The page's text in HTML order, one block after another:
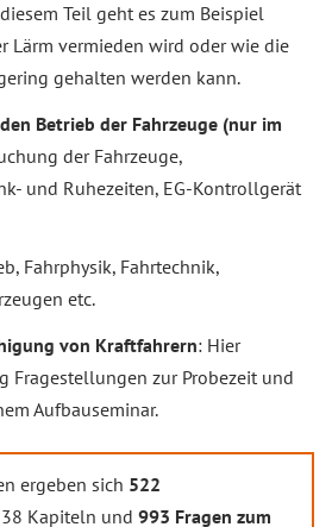
Teil geht es zum Beispiel
Lärm vermieden wird oder wie die
gehalten werden kann.
Betrieb der Fahrzeuge (nur im
der Fahrzeuge,
und Ruhezeiten, EG-Kontrollgerät
Fahrphysik, Fahrtechnik,
etc.
von Kraftfahrern: Hier
Fragestellungen zur Probezeit und
Aufbauseminar.
ergeben sich 522
Kapiteln und 993 Fragen zum